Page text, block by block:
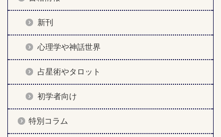
新刊
心理学や神話世界
占星術やタロット
初学者向け
特別コラム